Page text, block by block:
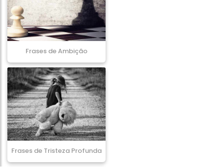
Frases de Ambição
Frases de Tristeza Profunda